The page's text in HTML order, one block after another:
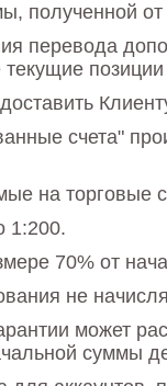
полученной от
перевода
текущие
счета"
на торговые
1:200.
70% от
не
может
суммы